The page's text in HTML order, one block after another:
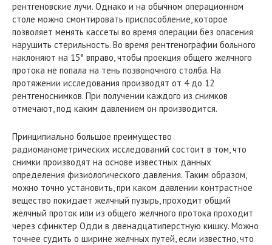
рентгеновские лучи. Однако и на обычном операционном
столе можно смонтировать приспособление, которое
позволяет менять кассеты во время операции без опасения
нарушить стерильность. Во время рентгенографии больного
наклоняют на 15° вправо, чтобы проекция общего желчного
протока не попала на тень позвоночного столба. На
протяжении исследования производят от 4 до 12
рентгеноснимков. При получении каждого из снимков
отмечают, под каким давлением он производится.
Принципиально большое преимущество
радиоманометрических исследований состоит в том, что
снимки производят на основе известных данных
определения физиологического давления. Таким образом,
можно точно установить, при каком давлении контрастное
вещество покидает желчный пузырь, проходит общий
желчный проток или из общего желчного протока проходит
через сфинктер Одди в двенадцатиперстную кишку. Можно
точнее судить о ширине желчных путей, если известно, что